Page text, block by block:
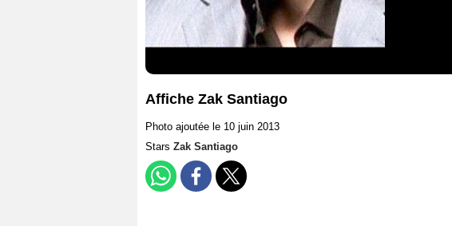
Affiche Zak Santiago
Photo ajoutée le 10 juin 2013
Stars Zak Santiago